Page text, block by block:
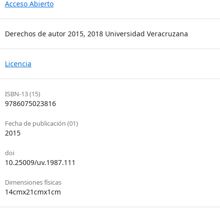
Acceso Abierto
Derechos de autor 2015, 2018 Universidad Veracruzana
Licencia
ISBN-13 (15)
9786075023816
Fecha de publicación (01)
2015
doi
10.25009/uv.1987.111
Dimensiones físicas
14cmx21cmx1cm